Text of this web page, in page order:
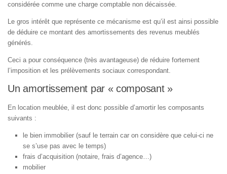
considérée comme une charge comptable non décaissée.
Le gros intérêt que représente ce mécanisme est qu’il est ainsi possible
de déduire ce montant des amortissements des revenus meublés
générés.
Ceci a pour conséquence (très avantageuse) de réduire fortement
l’imposition et les prélèvements sociaux correspondant.
Un amortissement par « composant »
En location meublée, il est donc possible d’amortir les composants
suivants :
le bien immobilier (sauf le terrain car on considère que celui-ci ne
se s’use pas avec le temps)
frais d’acquisition (notaire, frais d’agence…)
mobilier